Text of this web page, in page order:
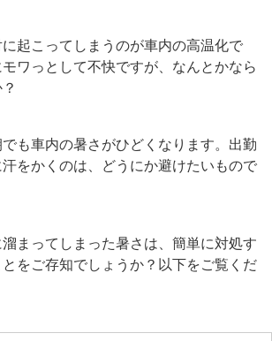
起こってしまうのが車内の高温化で
ワっとして不快ですが、なんとかなら
も車内の暑さがひどくなります。出勤
をかくのは、どうにか避けたいもので
まってしまった暑さは、簡単に対処す
をご存知でしょうか？以下をご覧くだ